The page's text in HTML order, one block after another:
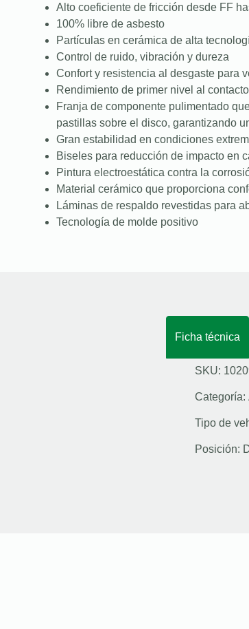
Alto coeficiente de fricción desde FF
100% libre de asbesto
Partículas en cerámica de alta
Control de ruido, vibración y dureza
Confort y resistencia al desgaste para
Rendimiento de primer nivel al
Franja de componente pulimentado
pastillas sobre el disco, garantizando
Gran estabilidad en condiciones
Biseles para reducción de impacto en
Pintura electroestática contra la
Material cerámico que proporciona
Láminas de respaldo revestidas para
Tecnología de molde positivo
Ficha técnica
SKU:
Categoría:
Tipo de
Posición: